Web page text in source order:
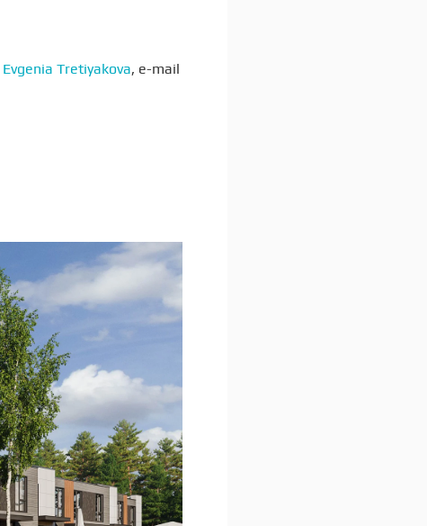
Evgenia Tretiyakova, e-mail